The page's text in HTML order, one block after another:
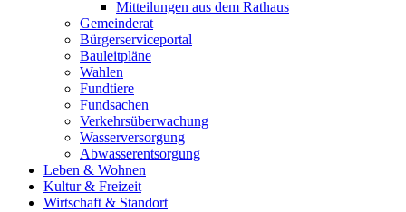
Mitteilungen aus dem Rathaus
Gemeinderat
Bürgerserviceportal
Bauleitpläne
Wahlen
Fundtiere
Fundsachen
Verkehrsüberwachung
Wasserversorgung
Abwasserentsorgung
Leben & Wohnen
Kultur & Freizeit
Wirtschaft & Standort